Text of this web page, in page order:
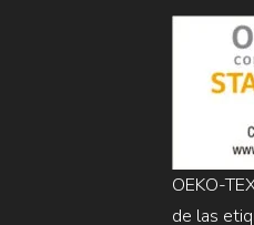
OEKO-
de las